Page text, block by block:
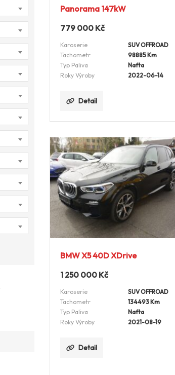
Panorama 147kW
779 000 Kč
Karoserie
SUV OFFROAD
Tachometr
98885 Km
Typ Paliva
Nafta
Roky Výroby
2022-06-14
Detail
BMW X5 40D XDrive
1 250 000 Kč
Karoserie
SUV OFFROAD
Tachometr
134493 Km
Typ Paliva
Nafta
Roky Výroby
2021-08-19
Detail